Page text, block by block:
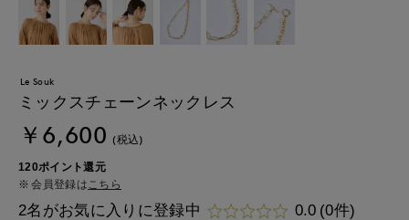
Le Souk
ミックスチェーンネックレス
￥6,600 (税込)
120ポイント還元
会員登録は こちら
2名がお気に入りに登録中 0.0 (0件)